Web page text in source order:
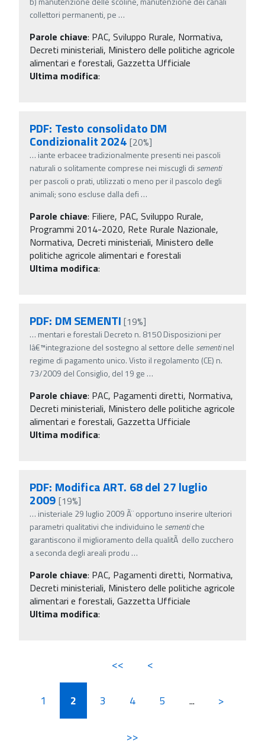
collettori permanenti, pe …
Parole chiave: PAC, Sviluppo Rurale, Normativa,
Decreti ministeriali, Ministero delle politiche agricole
alimentari e forestali, Gazzetta Ufficiale
Ultima modifica:
PDF: Testo consolidato DM
Condizionalit 2024 [20%]
… iante erbacee tradizionalmente presenti nei pascoli
naturali o solitamente comprese nei miscugli di sementi
per pascoli o prati, utilizzati o meno per il pascolo degli
animali; sono escluse dalla defi …
Parole chiave: Filiere, PAC, Sviluppo Rurale,
Programmi 2014-2020, Rete Rurale Nazionale,
Normativa, Decreti ministeriali, Ministero delle
politiche agricole alimentari e forestali
Ultima modifica:
PDF: DM SEMENTI [19%]
… mentari e forestali Decreto n. 8150 Disposizioni per
lâ€™integrazione del sostegno al settore delle sementinel
regime di pagamento unico. Visto il regolamento (CE) n.
73/2009 del Consiglio, del 19 ge …
Parole chiave: PAC, Pagamenti diretti, Normativa,
Decreti ministeriali, Ministero delle politiche agricole
alimentari e forestali, Gazzetta Ufficiale
Ultima modifica:
PDF: Modifica ART. 68 del 27 luglio
2009 [19%]
… inisteriale 29 luglio 2009 Ã¨ opportuno inserire ulteriori
parametri qualitativi che individuino le sementiche
garantiscono il miglioramento della qualitÃ dello zucchero
a seconda degli areali produ …
Parole chiave: PAC, Pagamenti diretti, Normativa,
Decreti ministeriali, Ministero delle politiche agricole
alimentari e forestali, Gazzetta Ufficiale
Ultima modifica:
<< <
1 2 3 4 5 ... >
>>